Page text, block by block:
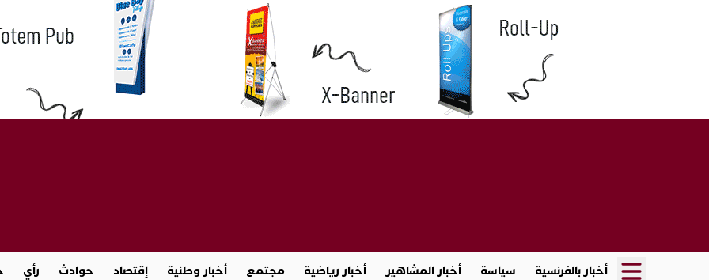
أخبار بالفرنسية سياسة أخبار المشاهير أخبار رياضية مجتمع أخبار وطنية إقتصاد حوادث رأي